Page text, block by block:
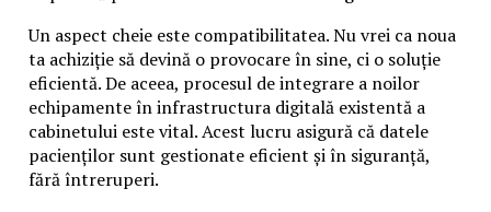
EXCLUSIV/Când și cine va ancheta această
,,simplă statistică” de 2.500.000 de
victime?/CRIMELE COMUNISMULUI (I)
Articole pe aceiasi tema:prima
Urmatorul
Petrache, puci în Guvern! – Ziarul Incisiv de Prahova
Un aspect cheie este compatibilitatea. Nu vrei ca noua
ta achiziție să devină o provocare în sine, ci o soluție
eficientă. De aceea, procesul de integrare a noilor
echipamente în infrastructura digitală existentă a
cabinetului este vital. Acest lucru asigură că datele
pacienților sunt gestionate eficient și în siguranță,
fără întreruperi.